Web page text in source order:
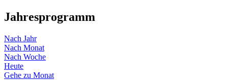
Jahresprogramm
Nach Jahr
Nach Monat
Nach Woche
Heute
Gehe zu Monat